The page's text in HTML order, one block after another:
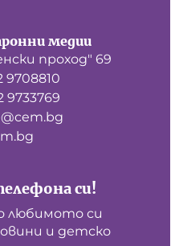
си!
любимото си
и детско
медии
проход" 69
9708810
9733769